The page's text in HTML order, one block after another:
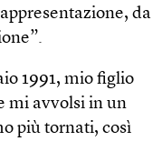
da
1991, mio figlio
mi avvolsi in un
più tornati, così